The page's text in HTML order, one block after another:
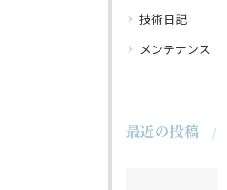
技術日記
メンテナンス
最近の投稿